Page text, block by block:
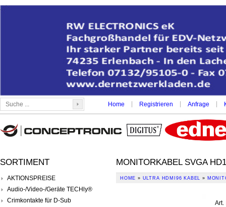
Home Registrieren Anfrage
SORTIMENT
AKTIONSPREISE
Audio-/Video-/Geräte TECHly®
Crimkontakte für D-Sub
MONITORKABEL SVGA
HOME » ULTRA HDMI96 KABEL »
Art.